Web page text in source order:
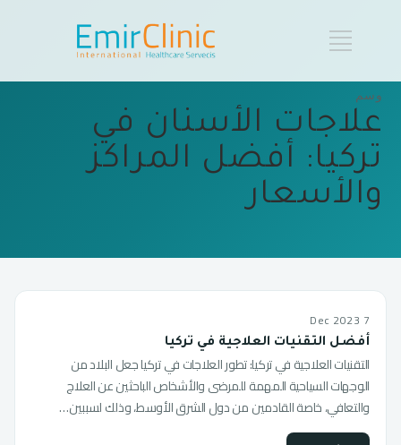
وسم
علاجات الأسنان في
تركيا: أفضل المراكز
والأسعار
7 Dec 2023
أفضل التقنيات العلاجية في تركيا
التقنيات العلاجية في تركيا: تطور العلاجات في تركيا جعل البلاد من
الوجهات السياحية المهمة للمرضى والأشخاص الباحثين عن العلاج
والتعافي، خاصة القادمين من دول الشرق الأوسط، وذلك لسببين…